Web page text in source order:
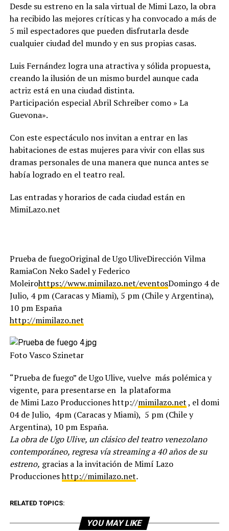
Desde su estreno en la sala virtual de Mimi Lazo, la obra
ha recibido las mejores críticas y ha convocado a más de
5 mil espectadores que pueden disfrutarla desde
cualquier ciudad del mundo y en sus propias casas.
Luis Fernández logra una atractiva y sólida propuesta,
creando la ilusión de un mismo burdel aunque cada
actriz está en una ciudad distinta.
Participación especial Abril Schreiber como » La
Guevona».
Con este espectáculo nos invitan a entrar en las
habitaciones de estas mujeres para vivir con ellas sus
dramas personales de una manera que nunca antes se
había logrado en el teatro real.
Las entradas y horarios de cada ciudad están en
MimiLazo.net
Prueba de fuegoOriginal de Ugo UliveDirección Vilma
RamiaCon Neko Sadel y Federico
Moleirohttps://www.mimilazo.net/eventosDomingo 4 de
Julio, 4 pm (Caracas y Miami), 5 pm (Chile y Argentina),
10 pm España
http://mimilazo.net
Foto Vasco Szinetar
“Prueba de fuego” de Ugo Ulive, vuelve más polémica y
vigente, para presentarse en la plataforma
de Mimi Lazo Producciones http://mimilazo.net, el
04 de Julio, 4pm (Caracas y Miami), 5 pm (Chile y
Argentina), 10 pm España.
La obra de Ugo Ulive, un clásico del teatro venezolano
contemporáneo, regresa vía streaminga 40 años de su
estreno, gracias a la invitación de Mimí Lazo
Produccioneshttp://mimilazo.net.
RELATED TOPICS:
YOU MAY LIKE